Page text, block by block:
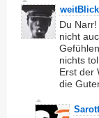
weitBlick
Du
nicht
nichts
Erst der
die